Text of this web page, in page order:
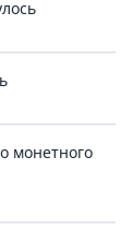
монетного